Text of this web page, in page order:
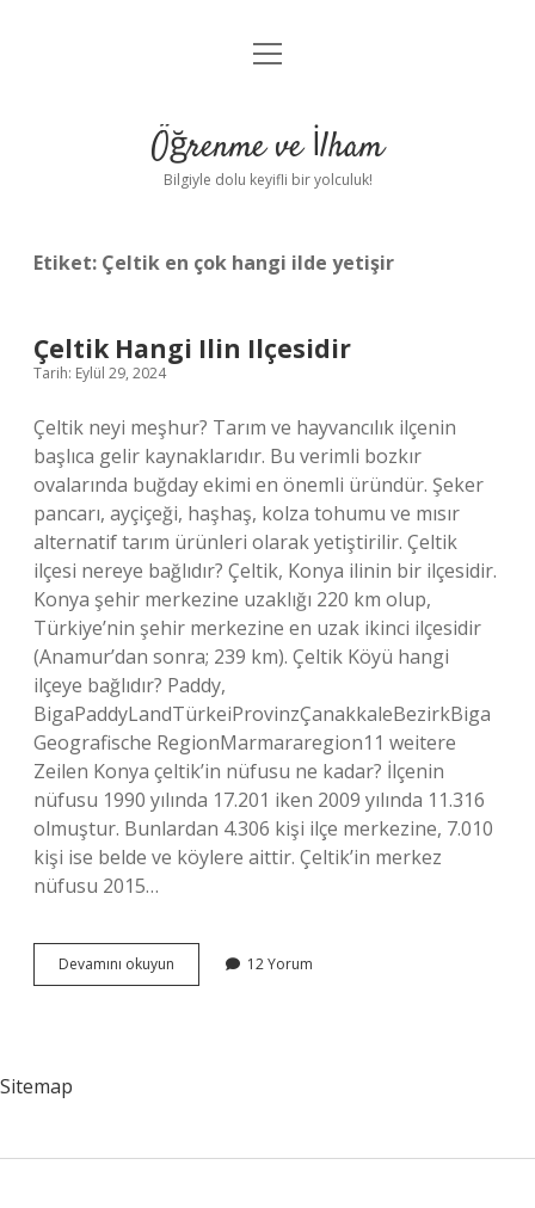
Anasayfa
Yasal Uyarı
menüyü
Öğrenme ve İlham
Bilgiyle dolu keyifli bir yolculuk!
Etiket: Çeltik en çok hangi ilde yetişir
Çeltik Hangi Ilin Ilçesidir
Tarih: Eylül 29, 2024
Çeltik neyi meşhur? Tarım ve hayvancılık ilçenin
başlıca gelir kaynaklarıdır. Bu verimli bozkır
ovalarında buğday ekimi en önemli üründür. Şeker
pancarı, ayçiçeği, haşhaş, kolza tohumu ve mısır
alternatif tarım ürünleri olarak yetiştirilir. Çeltik
ilçesi nereye bağlıdır? Çeltik, Konya ilinin bir ilçesidir.
Konya şehir merkezine uzaklığı 220 km olup,
Türkiye’nin şehir merkezine en uzak ikinci ilçesidir
(Anamur’dan sonra; 239 km). Çeltik Köyü hangi
ilçeye bağlıdır? Paddy,
BigaPaddyLandTürkeiProvinzÇanakkaleBezirkBiga
Geografische RegionMarmararegion11 weitere
Zeilen Konya çeltik’in nüfusu ne kadar? İlçenin
nüfusu 1990 yılında 17.201 iken 2009 yılında 11.316
olmuştur. Bunlardan 4.306 kişi ilçe merkezine, 7.010
kişi ise belde ve köylere aittir. Çeltik’in merkez
nüfusu 2015…
Devamını okuyun
Hangi
12 Yorum
Sitemap